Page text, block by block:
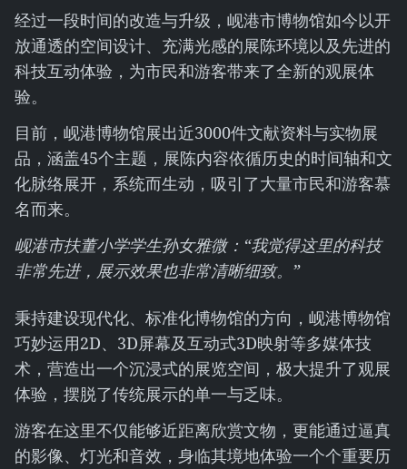
经过一段时间的改造与升级，岘港市博物馆如今以开
放通透的空间设计、充满光感的展陈环境以及先进的
科技互动体验，为市民和游客带来了全新的观展体
验。
目前，岘港博物馆展出近3000件文献资料与实物展
品，涵盖45个主题，展陈内容依循历史的时间轴和文
化脉络展开，系统而生动，吸引了大量市民和游客慕
名而来。
岘港市扶董小学学生孙女雅微：“我觉得这里的科技
非常先进，展示效果也非常清晰细致。”
秉持建设现代化、标准化博物馆的方向，岘港博物馆
巧妙运用2D、3D屏幕及互动式3D映射等多媒体技
术，营造出一个沉浸式的展览空间，极大提升了观展
体验，摆脱了传统展示的单一与乏味。
游客在这里不仅能够近距离欣赏文物，更能通过逼真
的影像、灯光和音效，身临其境地体验一个个重要历